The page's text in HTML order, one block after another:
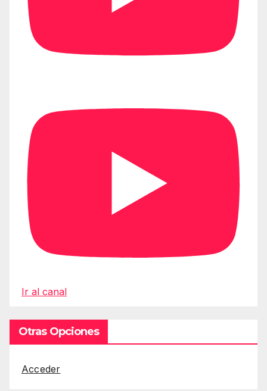
Ir al canal
Otras Opciones
Acceder